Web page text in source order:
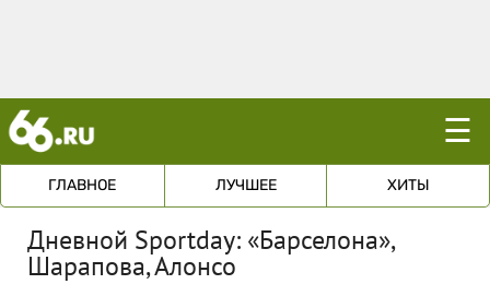
☰
ГЛАВНОЕ ЛУЧШЕЕ ХИТЫ
Дневной Sportday: «Барселона»,
Шарапова, Алонсо